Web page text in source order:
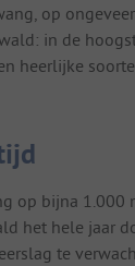
op
in de
heerlijke
op bijna 1.000
het hele jaar
te